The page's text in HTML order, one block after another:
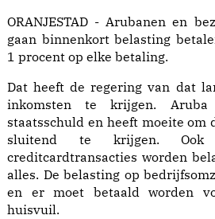
ORANJESTAD - Arubanen en
gaan binnenkort belasting
1 procent op elke betaling.
Dat heeft de regering van dat
inkomsten te krijgen.
staatsschuld en heeft moeite om
sluitend te krijgen. Ook
creditcardtransacties worden
alles. De belasting op
en er moet betaald worden
huisvuil.